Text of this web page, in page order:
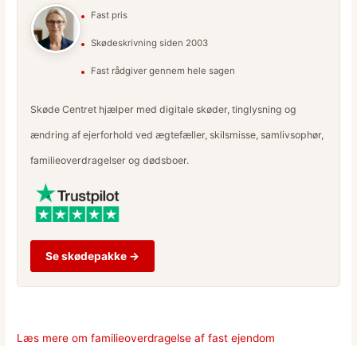
Fast pris
Skødeskrivning siden 2003
Fast rådgiver gennem hele sagen
Skøde Centret hjælper med digitale skøder, tinglysning og
ændring af ejerforhold ved ægtefæller, skilsmisse, samlivsophør,
familieoverdragelser og dødsboer.
Se skødepakke →
Læs mere om familieoverdragelse af fast ejendom